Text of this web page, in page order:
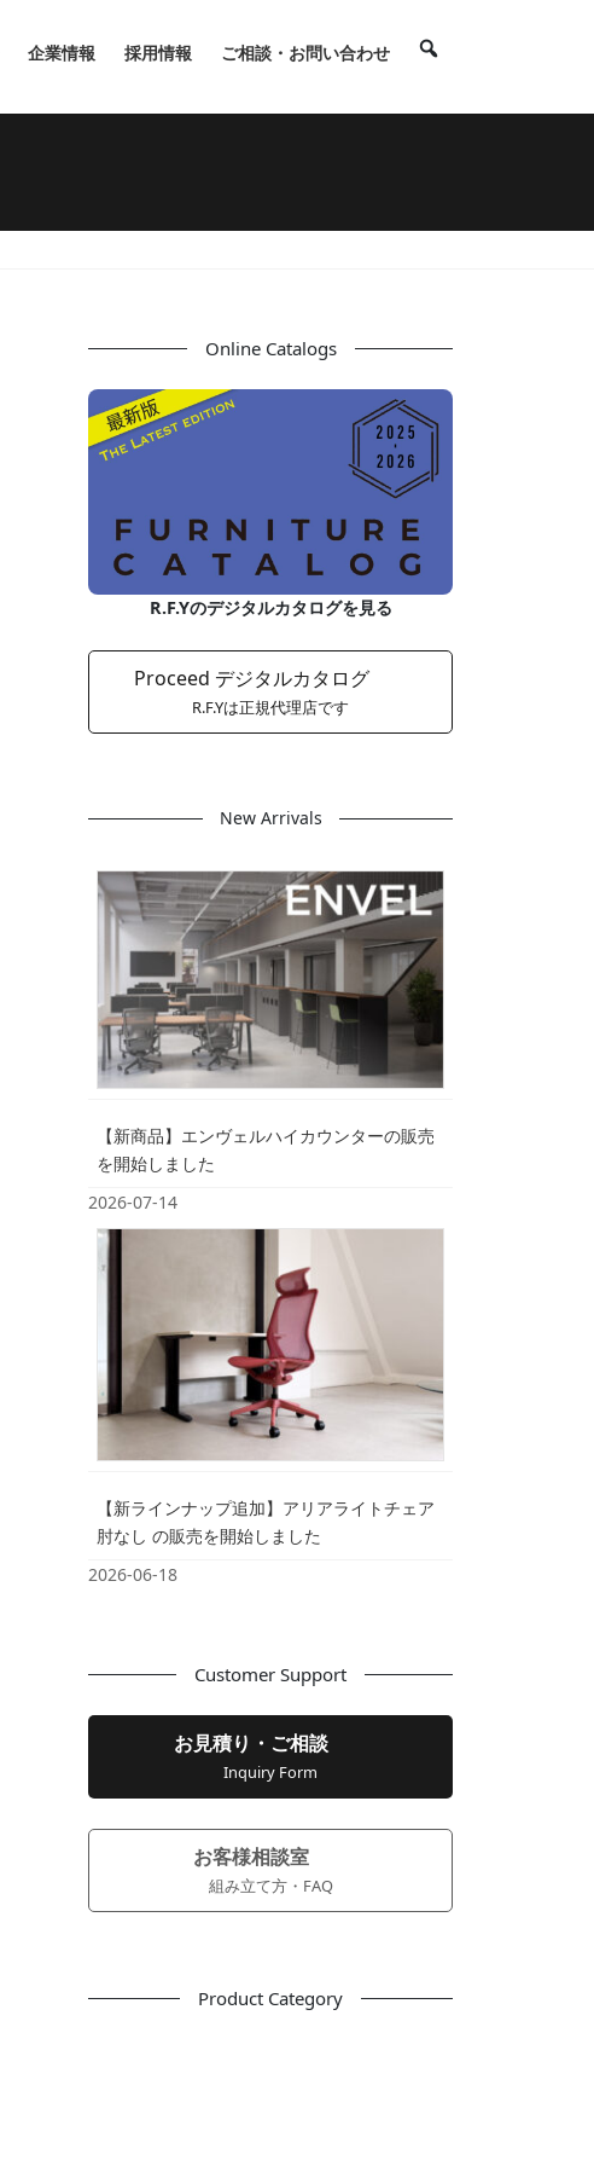
企業情報 採用情報 ご相談・お問い合わせ
Online Catalogs
R.F.Yのデジタルカタログを見る
Proceed デジタルカタログ
R.F.Yは正規代理店です
New Arrivals
【新商品】エンヴェルハイカウンターの販売
を開始しました
2026-07-14
【新ラインナップ追加】アリアライトチェア
肘なし の販売を開始しました
2026-06-18
Customer Support
お見積り・ご相談
Inquiry Form
お客様相談室
組み立て方・FAQ
Product Category